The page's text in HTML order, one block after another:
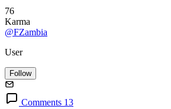
76
Karma
@FZambia
User
Follow
Comments 13